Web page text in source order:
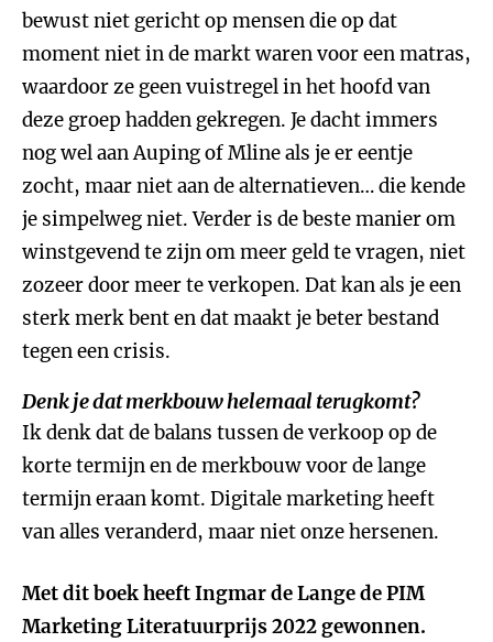
bewust niet gericht op mensen die op dat
moment niet in de markt waren voor een matras,
waardoor ze geen vuistregel in het hoofd van
deze groep hadden gekregen. Je dacht immers
nog wel aan Auping of Mline als je er eentje
zocht, maar niet aan de alternatieven… die kende
je simpelweg niet. Verder is de beste manier om
winstgevend te zijn om meer geld te vragen, niet
zozeer door meer te verkopen. Dat kan als je een
sterk merk bent en dat maakt je beter bestand
tegen een crisis.
Denk je dat merkbouw helemaal terugkomt?
Ik denk dat de balans tussen de verkoop op de
korte termijn en de merkbouw voor de lange
termijn eraan komt. Digitale marketing heeft
van alles veranderd, maar niet onze hersenen.
Met dit boek heeft Ingmar de Lange de PIM
Marketing Literatuurprijs 2022 gewonnen.